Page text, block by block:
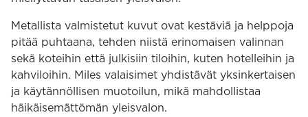
Metallista valmistetut kuvut ovat kestäviä ja helppoja
pitää puhtaana, tehden niistä erinomaisen valinnan
sekä koteihin että julkisiin tiloihin, kuten hotelleihin ja
kahviloihin. Miles valaisimet yhdistävät yksinkertaisen
ja käytännöllisen muotoilun, mikä mahdollistaa
häikäisemättömän yleisvalon.